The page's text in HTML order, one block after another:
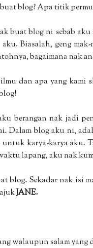
blog? Apa titik
buat blog ni sebab
Biasalah, geng
bagaimana nak
dan apa yang kami
berangan nak jadi
Dalam blog aku ni,
karya-karya aku.
lapang, aku nak
blog. Sekadar nak isi
JANE.
walaupun salam yang